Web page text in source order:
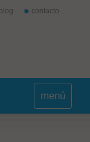
blog contacto
menú